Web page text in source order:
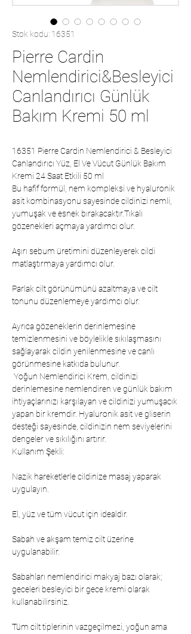
Stok kodu: 16351
Pierre Cardin
Nemlendirici&Besleyici
Canlandırıcı Günlük
Bakım Kremi 50 ml
16351 Pierre Cardin Nemlendirici & Besleyici
Canlandırıcı Yüz, El Ve Vücut Günlük Bakım
Kremi 24 Saat Etkili 50 ml
Bu hafif formül, nem kompleksi ve hyaluronik
asit kombinasyonu sayesinde cildinizi nemli,
yumuşak ve esnek bırakacaktır.Tıkalı
gözenekleri açmaya yardımcı olur.
Aşırı sebum üretimini düzenleyerek cildi
matlaştırmaya yardımcı olur.
Parlak cilt görünümünü azaltmaya ve cilt
tonunu düzenlemeye yardımcı olur.
Ayrıca gözeneklerin derinlemesine
temizlenmesini ve böylelikle sıkılaşmasını
sağlayarak cildin yenilenmesine ve canlı
görünmesine katkıda bulunur.
derinlemesine nemlendiren ve günlük bakım
ihtiyaçlarınızı karşılayan ve cildinizi yumuşacık
yapan bir kremdir. Hyaluronik asit ve gliserin
desteği sayesinde, cildinizin nem seviyelerini
dengeler ve sıkılığını artırır.
Kullanım Şekli:
Nazik hareketlerle cildinize masaj yaparak
uygulayın.
El, yüz ve tüm vücut için idealdir.
Sabah ve akşam temiz cilt üzerine
uygulanabilir.
Sabahları nemlendirici makyaj bazı olarak;
geceleri besleyici bir gece kremi olarak
kullanabilirsiniz.
Tüm cilt tiplerinin vazgeçilmezi, yoğun ama